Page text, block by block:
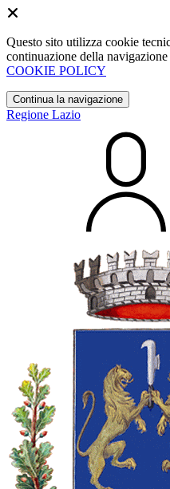
Questo sito utilizza cookie
continuazione della
COOKIE POLICY
Continua la navigazione
Regione Lazio